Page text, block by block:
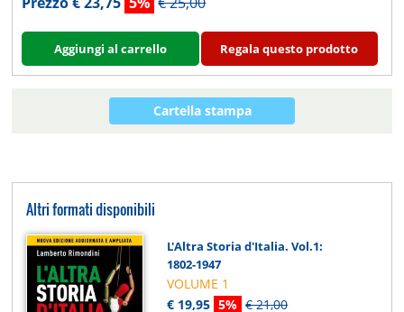
Aggiungi al carrello Regala questo prodotto
Cartella stampa
Altri formati disponibili
L'Altra Storia d'Italia. Vol.1:
1802-1947
VOLUME 1
€ 19,95 5% € 21,00